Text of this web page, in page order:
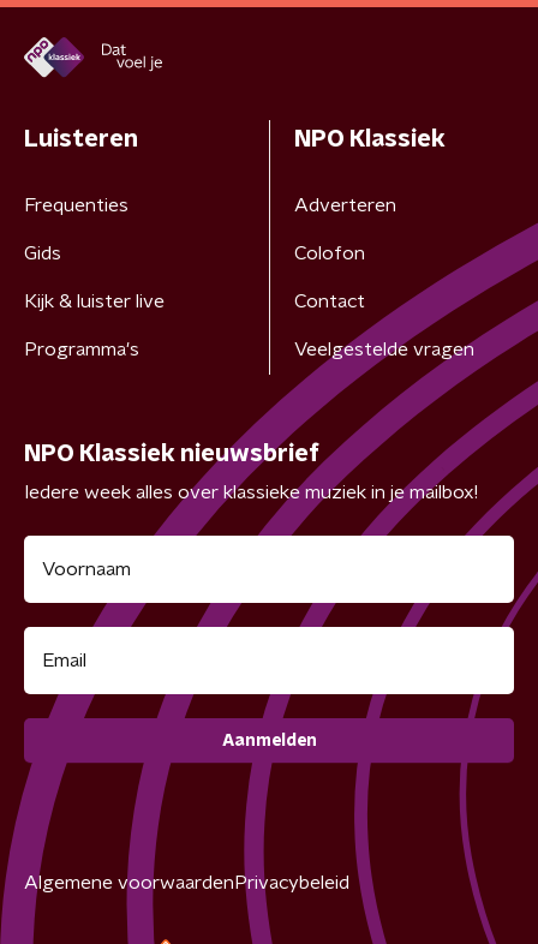
Luisteren
Frequenties
Gids
Kijk & luister live
Programma's
NPO Klassiek
Adverteren
Colofon
Contact
Veelgestelde vragen
NPO Klassiek nieuwsbrief
Iedere week alles over klassieke muziek in je mailbox!
Aanmelden
Algemene voorwaarden Privacybeleid